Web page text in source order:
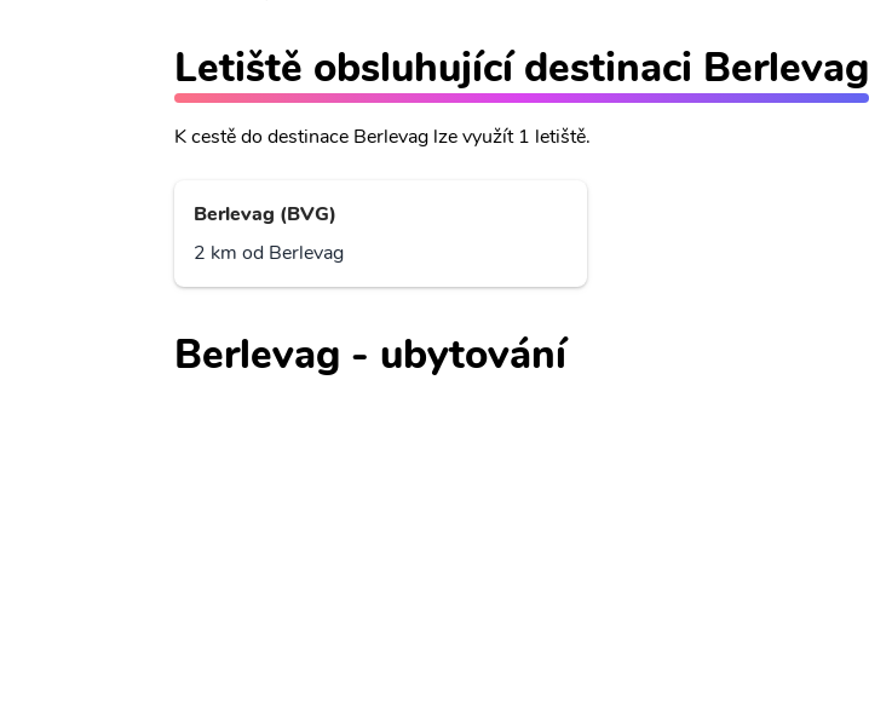
Letiště obsluhující destinaci Berlevag
K cestě do destinace Berlevag lze využít 1 letiště.
Berlevag (BVG)
2 km od Berlevag
Berlevag - ubytování